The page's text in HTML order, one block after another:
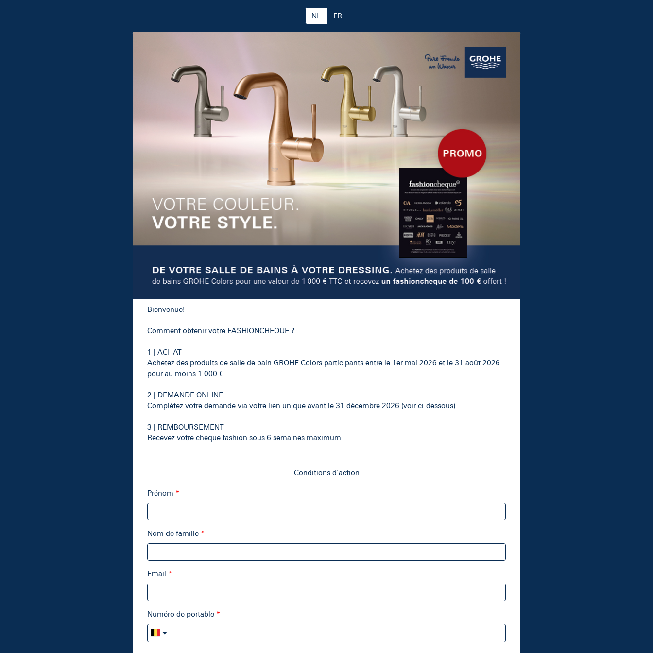
NL FR
Bienvenue!
Comment obtenir votre FASHIONCHEQUE ?
1 | ACHAT
Achetez des produits de salle de bain GROHE Colors participants entre le 1er mai 2026 et le 31 août 2026
pour au moins 1 000 €.
2 | DEMANDE ONLINE
Complétez votre demande via votre lien unique avant le 31 décembre 2026 (voir ci-dessous).
3 | REMBOURSEMENT
Recevez votre chèque fashion sous 6 semaines maximum.
Conditions d'action
Prénom
Nom de famille
Email
Numéro de portable
▼